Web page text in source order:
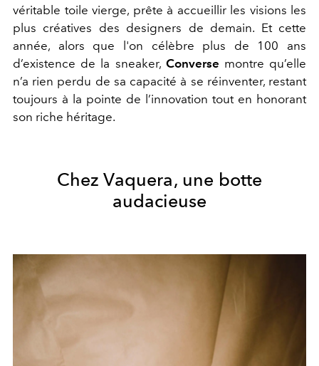
véritable toile vierge, prête à accueillir les visions les
plus créatives des designers de demain. Et cette
année, alors que l'on célèbre plus de 100 ans
d’existence de la sneaker, Converse montre qu’elle
n’a rien perdu de sa capacité à se réinventer, restant
toujours à la pointe de l’innovation tout en honorant
son riche héritage.
Chez Vaquera, une botte
audacieuse